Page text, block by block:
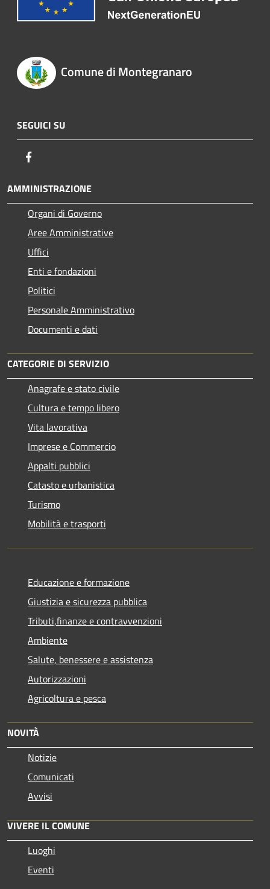
Comune di Montegranaro
SEGUICI SU
AMMINISTRAZIONE
Organi di Governo
Aree Amministrative
Uffici
Enti e fondazioni
Politici
Personale Amministrativo
Documenti e dati
CATEGORIE DI SERVIZIO
Anagrafe e stato civile
Cultura e tempo libero
Vita lavorativa
Imprese e Commercio
Appalti pubblici
Catasto e urbanistica
Turismo
Mobilità e trasporti
Educazione e formazione
Giustizia e sicurezza pubblica
Tributi,finanze e contravvenzioni
Ambiente
Salute, benessere e assistenza
Autorizzazioni
Agricoltura e pesca
NOVITÀ
Notizie
Comunicati
Avvisi
VIVERE IL COMUNE
Luoghi
Eventi